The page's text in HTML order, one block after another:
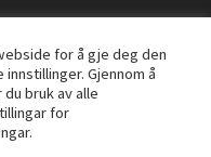
for å gje deg den
Gjennom å
bruk av alle
for